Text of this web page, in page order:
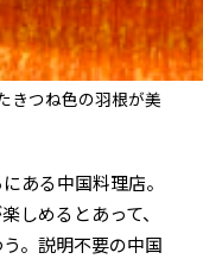
きつね色の羽根が美
ある中国料理店。
しめるとあって、
。説明不要の中国